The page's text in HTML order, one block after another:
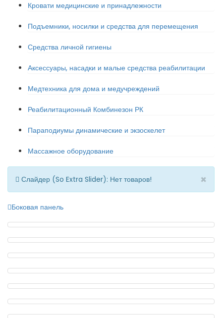
Кровати медицинские и принадлежности
Подъемники, носилки и средства для перемещения
Средства личной гигиены
Аксессуары, насадки и малые средства реабилитации
Медтехника для дома и медучреждений
Реабилитационный Комбинезон РК
Параподиумы динамические и экзоскелет
Массажное оборудование
Слайдер (So Extra Slider): Нет товаров! ×
Боковая панель